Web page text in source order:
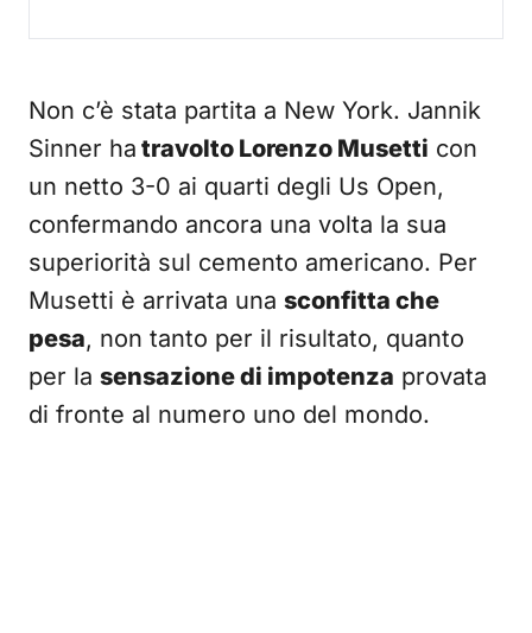
Non c’è stata partita a New York. Jannik
Sinner ha travolto Lorenzo Musetti con
un netto 3-0 ai quarti degli Us Open,
confermando ancora una volta la sua
superiorità sul cemento americano. Per
Musetti è arrivata una sconfitta che
pesa, non tanto per il risultato, quanto
per la sensazione di impotenza provata
di fronte al numero uno del mondo.